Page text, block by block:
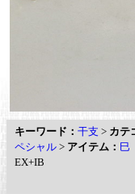
キーワード： 干支 > カテ
ペシャル > アイテム： 巳
EX+IB